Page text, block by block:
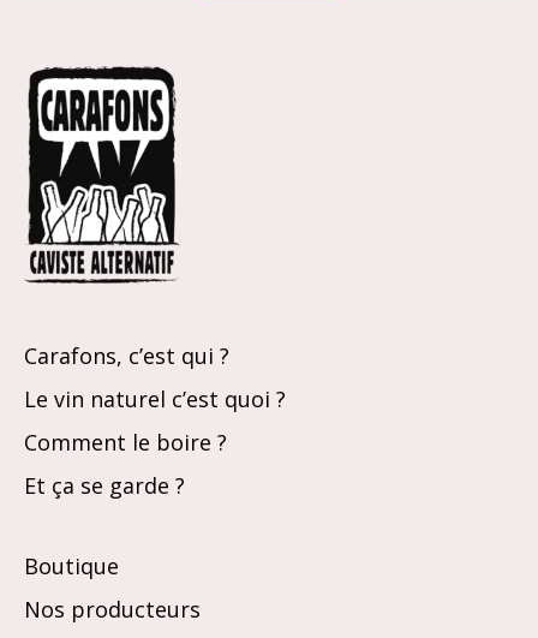
Carafons, c’est qui ?
Le vin naturel c’est quoi ?
Comment le boire ?
Et ça se garde ?
Boutique
Nos producteurs